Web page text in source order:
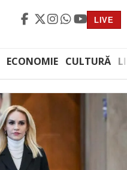
LIVE
ECONOMIE CULTURĂ